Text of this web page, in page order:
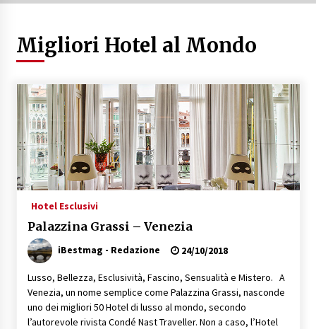
Speciale – Tesori di Toscana
16/07/2019
Speciale – Cinque Risi Italiani Top
04/03/2019
Speciale Vini Rosè Italiani
31/07/2018
Migliori Hotel al Mondo
Hotel Esclusivi
Palazzina Grassi – Venezia
iBestmag - Redazione 24/10/2018
Lusso, Bellezza, Esclusività, Fascino, Sensualità e Mistero. A
Venezia, un nome semplice come Palazzina Grassi, nasconde
uno dei migliori 50 Hotel di lusso al mondo, secondo
l’autorevole rivista Condé Nast Traveller. Non a caso, l’Hotel